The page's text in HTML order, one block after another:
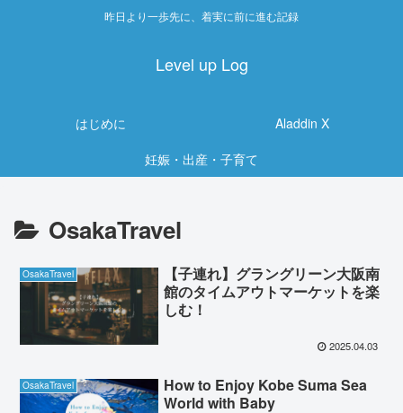
昨日より一歩先に、着実に前に進む記録
Level up Log
はじめに
Aladdin X
妊娠・出産・子育て
OsakaTravel
OsakaTravel
【子連れ】グラングリーン大阪南
館のタイムアウトマーケットを楽
しむ！
2025.04.03
OsakaTravel
How to Enjoy Kobe Suma Sea
World with Baby